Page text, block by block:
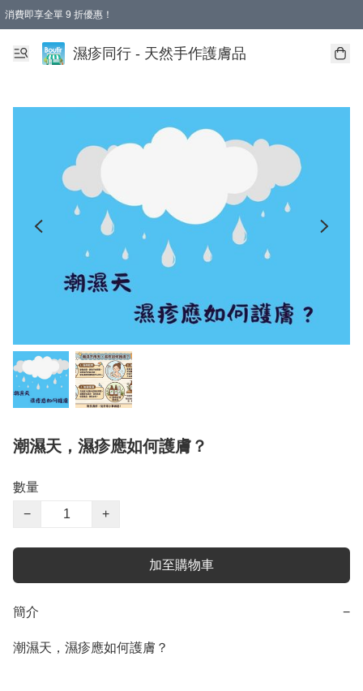
消費即享全單 9 折優惠！
濕疹同行 - 天然手作護膚品
潮濕天，濕疹應如何護膚？
數量
−
+
加至購物車
簡介 −
潮濕天，濕疹應如何護膚？